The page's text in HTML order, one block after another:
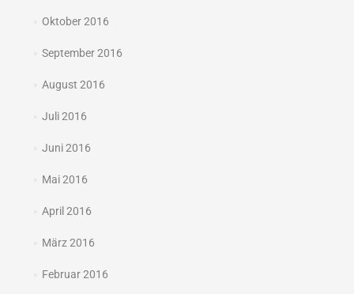
Oktober 2016
September 2016
August 2016
Juli 2016
Juni 2016
Mai 2016
April 2016
März 2016
Februar 2016